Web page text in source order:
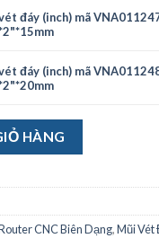
VNA0112478 1/
đáy (inch) mã
VNA0112488 1/
đáy (inch) mã
HÀNG
CNC Biên Dạng,Mũi Vét